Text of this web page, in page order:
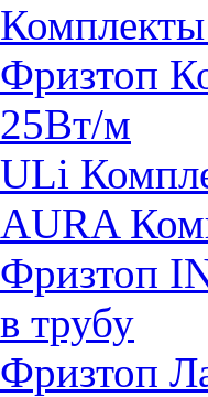
Фризтоп
25Вт/м
ULi
AURA
Фризтоп
в трубу
Фризтоп